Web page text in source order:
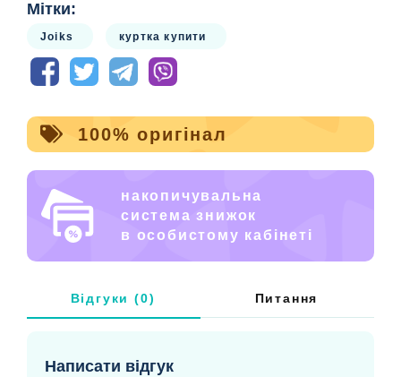
Мітки:
Joiks куртка купити
100% оригінал
накопичувальна
система знижок
в особистому кабінеті
Відгуки (0) Питання
Написати відгук